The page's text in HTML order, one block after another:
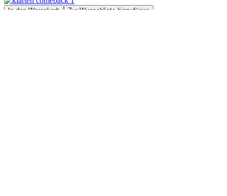
In den Warenkorb
Zur Wunschliste hinzufügen